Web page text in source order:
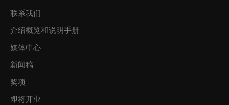
联系我们
介绍概览和说明手册
媒体中心
新闻稿
奖项
即将开业